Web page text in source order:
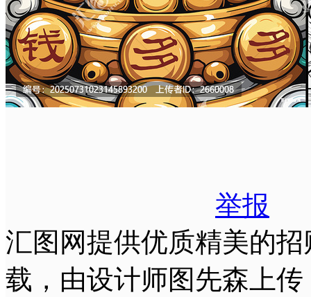
举报
汇图网提供优质精美的
载，由设计师图先森上